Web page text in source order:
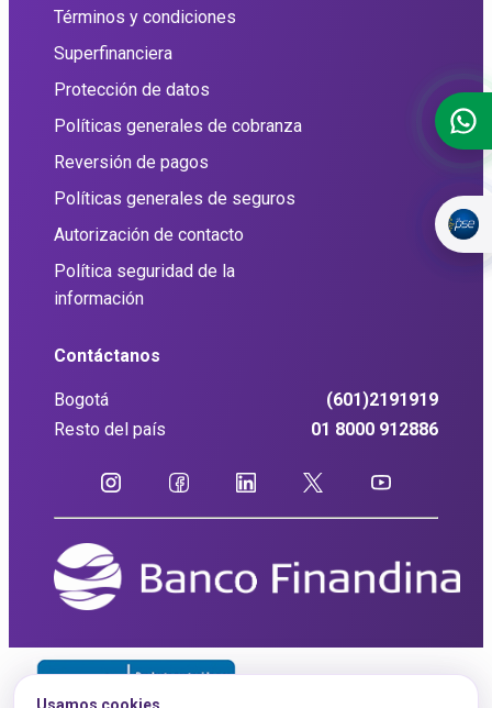
Términos y condiciones
Superfinanciera
Protección de datos
Políticas generales de cobranza
Reversión de pagos
Políticas generales de seguros
Autorización de contacto
Política seguridad de la
información
Contáctanos
Bogotá
(601)2191919
Resto del país
01 8000 912886